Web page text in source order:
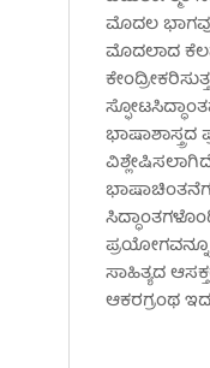
ಮೊದಲ
ಮೊದಲಾದ
ಭಾಷಾಶಾಸ್ತ್ರದ
ಪ್ರಯೋಗವನ್ನೂ
ಸಾಹಿತ್ಯದ
ಆಕರಗ್ರಂಥ